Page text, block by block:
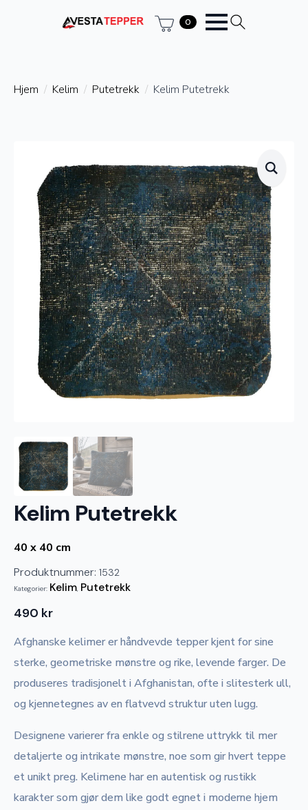
0
Hjem Kelim Putetrekk Kelim Putetrekk
Kelim Putetrekk
40 x 40 cm
Produktnummer: 1532
Kategorier: Kelim, Putetrekk
490 kr
Afghanske kelimer er håndvevde tepper kjent for sine
sterke, geometriske mønstre og rike, levende farger. De
produseres tradisjonelt i Afghanistan, ofte i slitesterk ull,
og kjennetegnes av en flatvevd struktur uten lugg.
Designene varierer fra enkle og stilrene uttrykk til mer
detaljerte og intrikate mønstre, noe som gir hvert teppe
et unikt preg. Kelimene har en autentisk og rustikk
karakter som gjør dem like godt egnet i moderne hjem